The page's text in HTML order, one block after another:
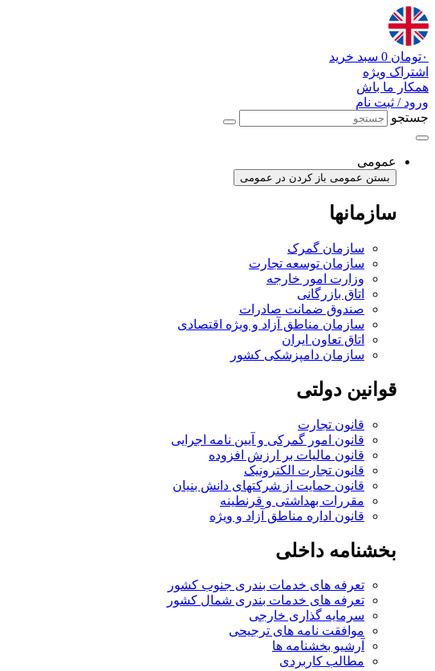
پرش
به
محتوا
۰تومان 0 سبد خرید
اشتراک ویژه
همکار ما باش
ورود / ثبت نام
جستجو
عمومی
بستن عمومی باز کردن در عمومی
سازمانها
سازمان گمرک
سازمان توسعه تجارت
وزارت امور خارجه
اتاق بازرگانی
صندوق ضمانت صادرات
سازمان مناطق آزاد و ویژه اقتصادی
اتاق تعاون ایران
سازمان دامپزشکی کشور
قوانین دولتی
قانون تجارت
قانون امور گمرکی و آیین نامه اجرایی
قانون مالیات بر ارزش افزوده
قانون تجارت الکترونیک
قانون حمایت از شرکتهای دانش بنیان
مقررات بهداشتی و قرنطینه
قانون اداره مناطق آزاد و ویژه
بخشنامه داخلی
تعرفه های خدمات بندری جنوب کشور
تعرفه های خدمات بندری شمال کشور
سرمایه گذاری خارجی
موافقت نامه های ترجیحی
آرشیو بخشنامه ها
مطالب کاربردی